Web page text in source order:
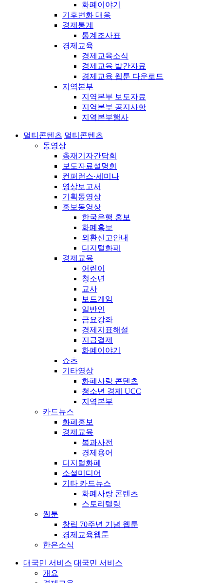
화폐이야기
기후변화 대응
경제통계
통계조사표
경제교육
경제교육소식
경제교육 발간자료
경제교육 웹툰 다운로드
지역본부
지역본부 보도자료
지역본부 공지사항
지역본부행사
멀티콘텐츠 멀티콘텐츠
동영상
총재기자간담회
보도자료설명회
컨퍼런스·세미나
영상보고서
기획동영상
홍보동영상
한국은행 홍보
화폐홍보
외환신고안내
디지털화폐
경제교육
어린이
청소년
교사
보드게임
일반인
금요강좌
경제지표해설
지급결제
화폐이야기
쇼츠
기타영상
화폐사랑 콘텐츠
청소년 경제 UCC
지역본부
카드뉴스
화폐홍보
경제교육
복과사전
경제용어
디지털화폐
소셜미디어
기타 카드뉴스
화폐사랑 콘텐츠
스토리텔링
웹툰
창립 70주년 기념 웹툰
경제교육웹툰
한은소식
대국민 서비스 대국민 서비스
개요